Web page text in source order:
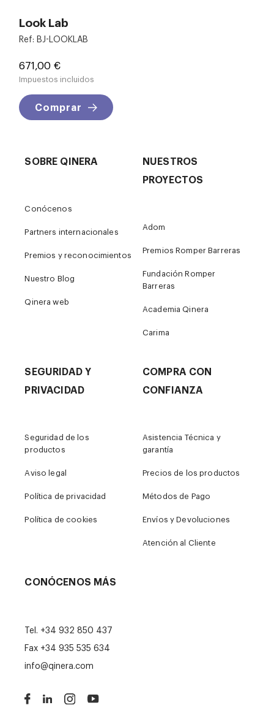
Look Lab
Ref: BJ-LOOKLAB
Precio
671,00 €
Impuestos incluidos
Comprar
SOBRE QINERA
Conócenos
Partners internacionales
Premios y reconocimientos
Nuestro Blog
Qinera web
NUESTROS
PROYECTOS
Adom
Premios Romper Barreras
Fundación Romper
Barreras
Academia Qinera
Carima
SEGURIDAD Y
PRIVACIDAD
Seguridad de los
productos
Aviso legal
Política de privacidad
Política de cookies
COMPRA CON
CONFIANZA
Asistencia Técnica y
garantía
Precios de los productos
Métodos de Pago
Envíos y Devoluciones
Atención al Cliente
CONÓCENOS MÁS
Tel. +34 932 850 437
Fax +34 935 535 634
info@qinera.com